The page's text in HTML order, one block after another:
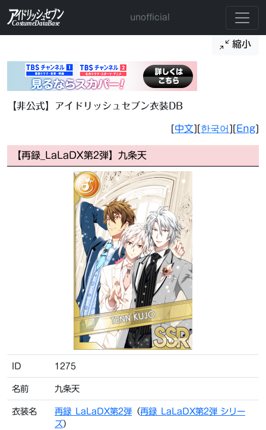
unofficial
縮小
【非公式】アイドリッシュセブン衣装DB
[中文][한국어 ][Eng]
【再録_LaLaDX第2弾】九条天
ID 1275
名前 九条天
衣装名 再録_LaLaDX第2弾 （再録_LaLaDX第2弾 シリー
ズ）